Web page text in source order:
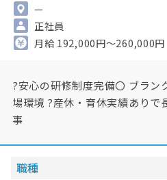
—
正社員
月給 192,000円～260,000円
?安心の研修制度完備〇 ブラン
場環境 ?産休・育休実績ありで
事
職種